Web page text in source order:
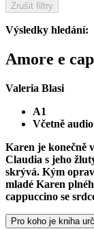
Zrušit filtry
Výsledky hledání:
Amore e
Valeria Blasi
A1
Včetně
Karen je konečně
Claudia s jeho
skrývá. Kým
mladé Karen
cappuccino se
Pro koho je kniha